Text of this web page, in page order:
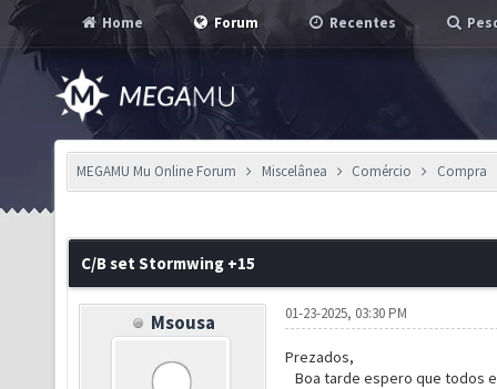
Home Forum Recentes
MEGAMU Mu Online Forum Miscelânea Comércio Compra
C/B set Stormwing +15
Msousa 01-23-2025, 03:30 PM
Prezados,
Boa tarde espero que todos